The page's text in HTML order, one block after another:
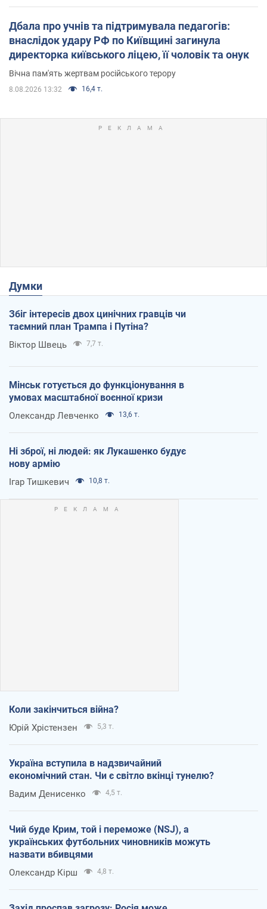
Дбала про учнів та підтримувала педагогів:
внаслідок удару РФ по Київщині загинула
директорка київського ліцею, її чоловік та онук
Вічна пам'ять жертвам російського терору
8.08.2026 13:32 16,4 т.
Думки
Збіг інтересів двох цинічних гравців чи
таємний план Трампа і Путіна?
Віктор Швець 7,7 т.
Мінськ готується до функціонування в
умовах масштабної воєнної кризи
Олександр Левченко 13,6 т.
Ні зброї, ні людей: як Лукашенко будує
нову армію
Ігар Тишкевич 10,8 т.
Коли закінчиться війна?
Юрій Хрістензен 5,3 т.
Україна вступила в надзвичайний
економічний стан. Чи є світло вкінці тунелю?
Вадим Денисенко 4,5 т.
Чий буде Крим, той і переможе (NSJ), а
українських футбольних чиновників можуть
назвати вбивцями
Олександр Кірш 4,8 т.